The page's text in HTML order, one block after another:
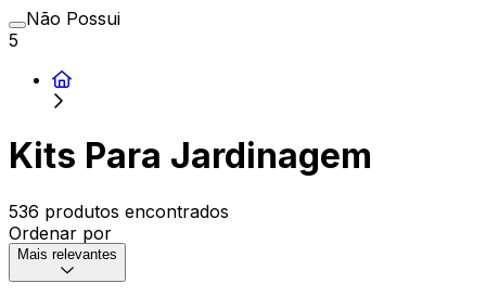
Não Possui
5
Kits Para Jardinagem
536 produtos encontrados
Ordenar por
Mais relevantes